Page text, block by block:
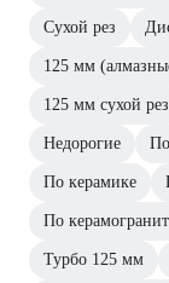
Сухой рез
125 мм
125 мм сухой рез
Недорогие
По керамике
По
Турбо 125 мм